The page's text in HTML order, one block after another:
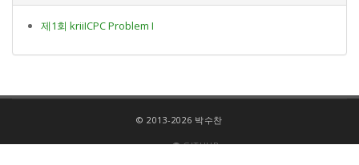
제1회 kriiICPC Problem I
© 2013-2026 박수찬
GITHUB